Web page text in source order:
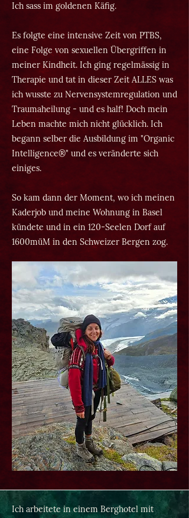
Ich sass im goldenen Käfig.
Es folgte eine intensive Zeit von PTBS,
eine Folge von sexuellen Übergriffen in
meiner Kindheit. Ich ging regelmässig in
Therapie und tat in dieser Zeit ALLES was
ich wusste zu Nervensystemregulation und
Traumaheilung - und es half! Doch mein
Leben machte mich nicht glücklich. Ich
begann selber die Ausbildung im "Organic
Intelligence®" und es veränderte sich
einiges.
So kam dann der Moment, wo ich meinen
Kaderjob und meine Wohnung in Basel
kündete und in ein 120-Seelen Dorf auf
1600müM in den Schweizer Bergen zog.
Ich arbeitete in einem Berghotel mit